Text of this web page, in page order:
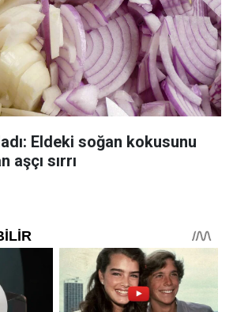
Eldeki soğan kokusunu
aşçı sırrı